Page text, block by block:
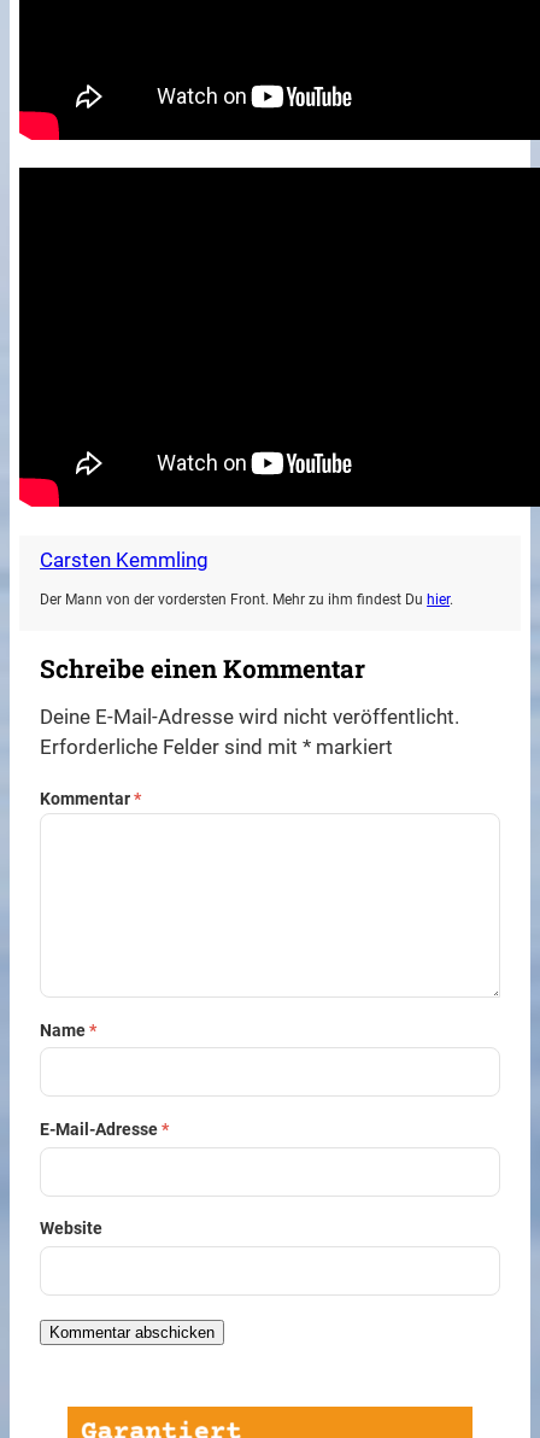
Carsten Kemmling
Der Mann von der vordersten Front. Mehr zu ihm findest Du hier.
Schreibe einen Kommentar
Deine E-Mail-Adresse wird nicht veröffentlicht.
Erforderliche Felder sind mit* markiert
Kommentar*
Name*
E-Mail-Adresse*
Website